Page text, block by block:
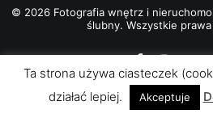
© 2026 Fotografia wnętrz i
ślubny. Wszystkie
Ta strona używa ciasteczek
działać lepiej.
Akceptuje